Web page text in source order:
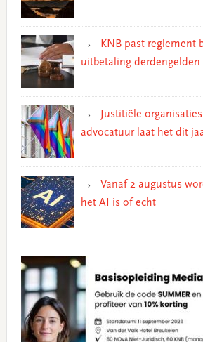
KNB past reglement
uitbetaling derdengelden
Justitiële
advocatuur laat het dit
Vanaf 2 augustus
het AI is of echt